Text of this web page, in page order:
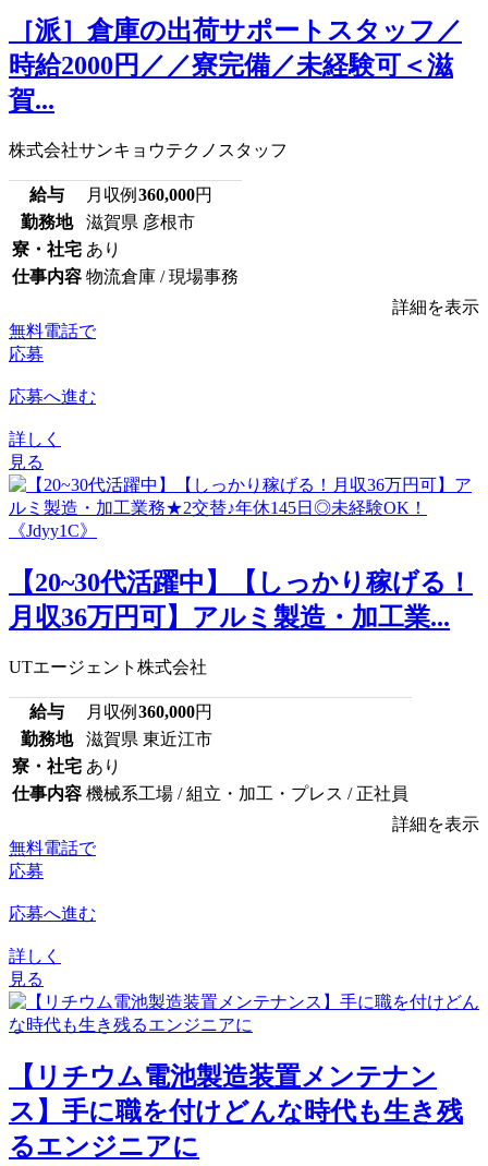
［派］倉庫の出荷サポートスタッフ／
時給2000円／／寮完備／未経験可＜滋
賀...
株式会社サンキョウテクノスタッフ
給与 月収例 360,000円
勤務地
滋賀県 彦根市
寮・社宅 あり
仕事内容 物流倉庫 / 現場事務
詳細を表示
無料電話で
応募
応募へ進む
詳しく
見る
【20~30代活躍中】【しっかり稼げる！
月収36万円可】アルミ製造・加工業...
UTエージェント株式会社
給与 月収例 360,000円
勤務地
滋賀県 東近江市
寮・社宅 あり
仕事内容 機械系工場 / 組立・加工・プレス / 正社員
詳細を表示
無料電話で
応募
応募へ進む
詳しく
見る
【リチウム電池製造装置メンテナン
ス】手に職を付けどんな時代も生き残
るエンジニアに